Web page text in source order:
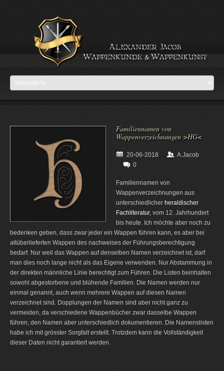
Familiennamen von
Wappenverzeichnungen >HG<
20-06-2018
A.Jacob
0
Familiennamen von
Wappenverzeichnungen aus
unterschiedlicher heraldischer
Fachliteratur, vom 12. Jahrhundert
bis heute. Ich möchte aber noch zu
bedenken geben, dass zwar jeder ein Wappen führen kann, es aber bei
altüberlieferten Wappen des nachweises der Führungsberechtigung
bedarf. Nur weil das Wappen auf denselben Namen verzeichnet ist, darf
man dies noch lange nicht als das Eigene verwenden. Nur Abstammung in
der direkten männliche Linie berechtigt zum Führen. Die Listen beinhalten
sowohl abgestorbene und blühende Familien. Die Namen werden nur
einmal genannt, auch wenn mehrere Wappen auf diesen Namen
verzeichnet sind. Dopplungen der Namen sind aber nicht ganz zu
vermeiden, da verschiedene Wappenbücher zwar dasselbe Wappen
führen, den Namen aber unterschiedlich dokumentieren. Die Namenslisten
habe ich mit grösster Sorgfalt erstellt. Trotzdem kann die Vollständigkeit
dieser Daten nicht garantiert werden.